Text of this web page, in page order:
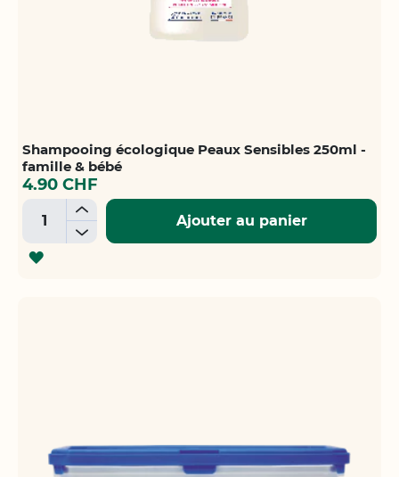
Shampooing écologique Peaux Sensibles 250ml -
famille & bébé
4.90 CHF
+
-
Ajouter au panier
AJOUTER